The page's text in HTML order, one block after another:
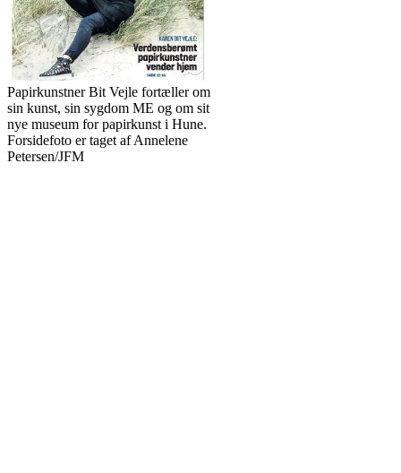
Papirkunstner Bit Vejle fortæller om
sin kunst, sin sygdom ME og om sit
nye museum for papirkunst i Hune.
Forsidefoto er taget af Annelene
Petersen/JFM